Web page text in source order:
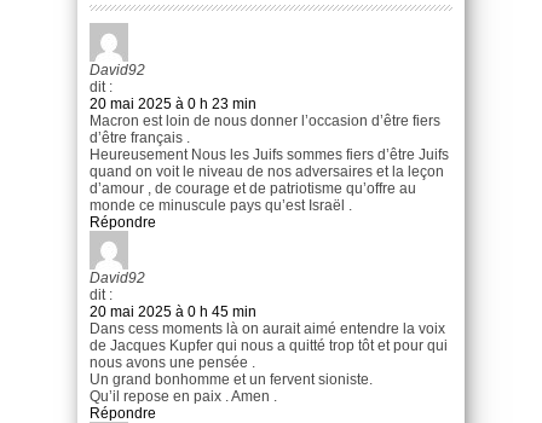
David92
dit :
20 mai 2025 à 0 h 23 min
Macron est loin de nous donner l’occasion d’être fiers
d’être français .
Heureusement Nous les Juifs sommes fiers d’être Juifs
quand on voit le niveau de nos adversaires et la leçon
d’amour , de courage et de patriotisme qu’offre au
monde ce minuscule pays qu’est Israël .
Répondre
David92
dit :
20 mai 2025 à 0 h 45 min
Dans cess moments là on aurait aimé entendre la voix
de Jacques Kupfer qui nous a quitté trop tôt et pour qui
nous avons une pensée .
Un grand bonhomme et un fervent sioniste.
Qu’il repose en paix . Amen .
Répondre